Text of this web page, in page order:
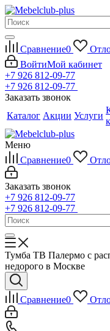
Сравнение0
ВойтиМой кабинет
+7 926 812-09-77
+7 926 812-09-77
Заказать звонок
Каталог Акции Услуги
Меню
Сравнение0
Заказать звонок
+7 926 812-09-77
+7 926 812-09-77
Тумба ТВ Палермо с
недорого в Москве
Сравнение0